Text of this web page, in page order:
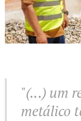
"(...) um
metálico